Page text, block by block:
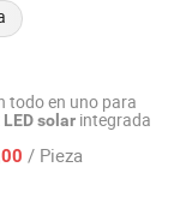
todo en uno para
LEDsolar integrada
/ Pieza